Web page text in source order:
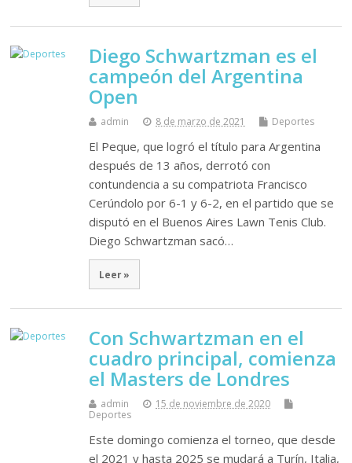
Diego Schwartzman es el
campeón del Argentina
Open
admin 8 de marzo de 2021 Deportes
El Peque, que logró el título para Argentina
después de 13 años, derrotó con
contundencia a su compatriota Francisco
Cerúndolo por 6-1 y 6-2, en el partido que se
disputó en el Buenos Aires Lawn Tenis Club.
Diego Schwartzman sacó…
Leer »
Con Schwartzman en el
cuadro principal, comienza
el Masters de Londres
admin
15 de noviembre de 2020
Deportes
Este domingo comienza el torneo, que desde
el 2021 y hasta 2025 se mudará a Turín, Italia,